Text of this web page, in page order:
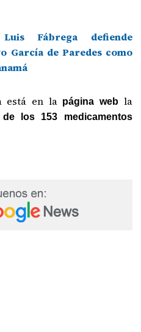
Fábrega defiende
García de Paredes como
está en la página web la
los 153 medicamentos